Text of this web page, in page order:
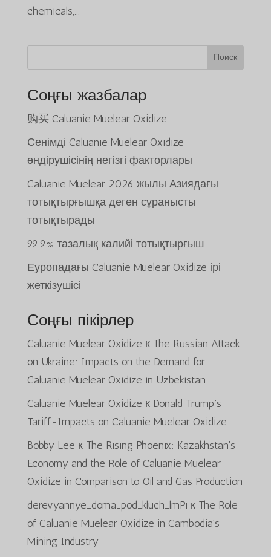
chemicals,...
Поиск
Соңғы жазбалар
购买 Caluanie Muelear Oxidize
Сенімді Caluanie Muelear Oxidize
өндірушісінің негізгі факторлары
Caluanie Muelear 2026 жылы Азиядағы
тотықтырғышқа деген сұранысты
тотықтырады
99.9% тазалық калийі тотықтырғыш
Еуропадағы Caluanie Muelear Oxidize ірі
жеткізушісі
Соңғы пікірлер
Caluanie Muelear Oxidize к The Russian Attack
on Ukraine: Impacts on the Demand for
Caluanie Muelear Oxidize in Uzbekistan
Caluanie Muelear Oxidize к Donald Trump’s
Tariff-Impacts on Caluanie Muelear Oxidize
Bobby Lee к The Rising Phoenix: Kazakhstan’s
Economy and the Role of Caluanie Muelear
Oxidize in Comparison to Oil and Gas Production
derevyannye_doma_pod_kluch_lmPi к The Role
of Caluanie Muelear Oxidize in Cambodia’s
Mining Industry